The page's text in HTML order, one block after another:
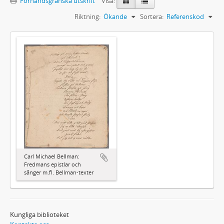
Sortera: Referenskod
Riktning: Ökande
Carl Michael Bellman:
Fredmans epistlar och
sånger m.fl. Bellman-texter
Kungliga biblioteket